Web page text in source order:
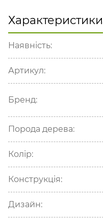
Характеристики
Наявність:
Артикул:
Бренд:
Порода дерева:
Колір:
Конструкція:
Дизайн: